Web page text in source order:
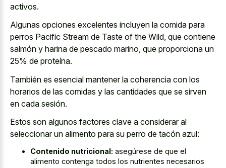
activos.
Algunas opciones excelentes incluyen la comida para
perros Pacific Stream de Taste of the Wild, que contiene
salmón y harina de pescado marino, que proporciona un
25% de proteína.
También es esencial mantener la coherencia con los
horarios de las comidas y las cantidades que se sirven
en cada sesión.
Estos son algunos factores clave a considerar al
seleccionar un alimento para su perro de tacón azul:
Contenido nutricional: asegúrese de que el
alimento contenga todos los nutrientes necesarios